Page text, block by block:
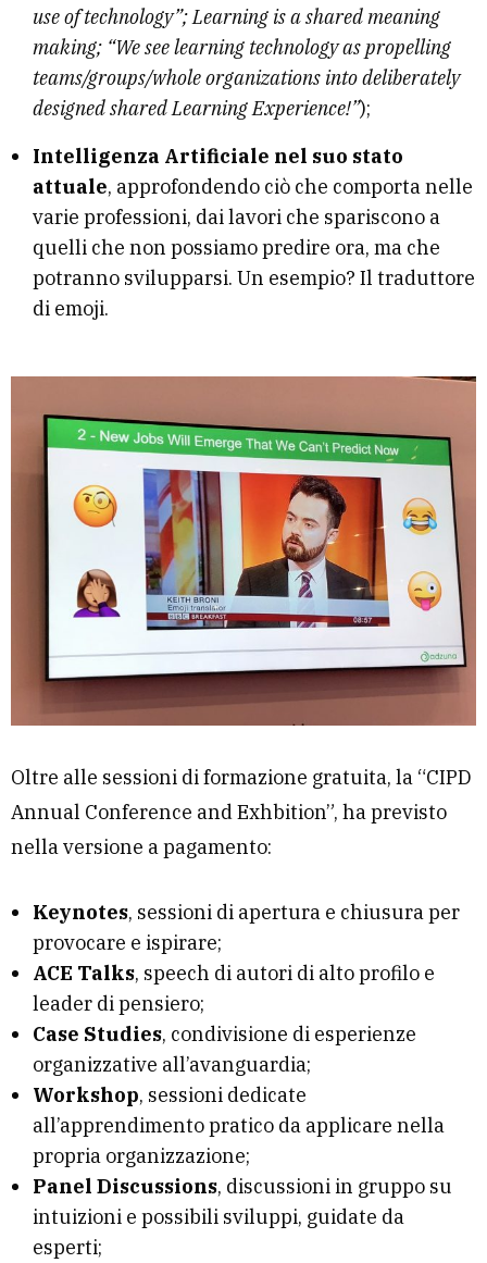
use of technology”; Learning is a shared meaning
making; “We see learning technology as propelling
teams/groups/whole organizations into deliberately
designed shared Learning Experience!”);
Intelligenza Artificiale nel suo stato
attuale, approfondendo ciò che comporta nelle
varie professioni, dai lavori che spariscono a
quelli che non possiamo predire ora, ma che
potranno svilupparsi. Un esempio? Il traduttore
di emoji.
Oltre alle sessioni di formazione gratuita, la “CIPD
Annual Conference and Exhbition”, ha previsto
nella versione a pagamento:
Keynotes, sessioni di apertura e chiusura per
provocare e ispirare;
ACE Talks, speech di autori di alto profilo e
leader di pensiero;
Case Studies, condivisione di esperienze
organizzative all’avanguardia;
Workshop, sessioni dedicate
all’apprendimento pratico da applicare nella
propria organizzazione;
Panel Discussions, discussioni in gruppo su
intuizioni e possibili sviluppi, guidate da
esperti;